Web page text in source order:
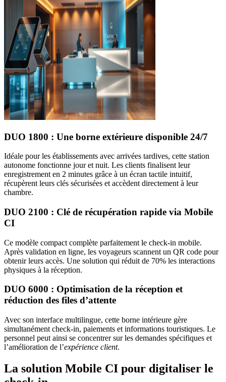
DUO 1800 : Une borne extérieure disponible 24/7
Idéale pour les établissements avec arrivées tardives, cette station
autonome fonctionne jour et nuit. Les clients finalisent leur
enregistrement en 2 minutes grâce à un écran tactile intuitif,
récupèrent leurs clés sécurisées et accèdent directement à leur
chambre.
DUO 2100 : Clé de récupération rapide via Mobile
CI
Ce modèle compact complète parfaitement le check-in mobile.
Après validation en ligne, les voyageurs scannent un QR code pour
obtenir leurs accès. Une solution qui réduit de 70% les interactions
physiques à la réception.
DUO 6000 : Optimisation de la réception et
réduction des files d’attente
Avec son interface multilingue, cette borne intérieure gère
simultanément check-in, paiements et informations touristiques. Le
personnel peut ainsi se concentrer sur les demandes spécifiques et
l’amélioration de l’expérience client.
La solution Mobile CI pour digitaliser le